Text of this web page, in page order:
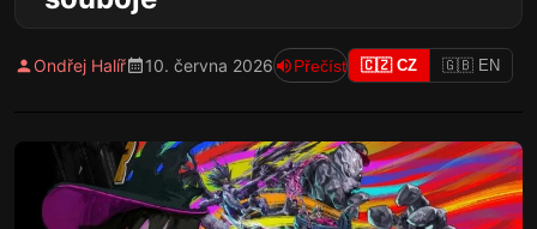
Ondřej Halíř 10. června 2026 Přečíst 🇨🇿 CZ 🇬🇧 EN